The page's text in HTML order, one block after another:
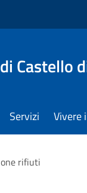
Castello
Servizi Vivere
rifiuti